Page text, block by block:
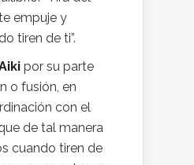
empuje y
tiren de ti”.
por su parte
o fusión, en
con el
de tal manera
cuando tiren de